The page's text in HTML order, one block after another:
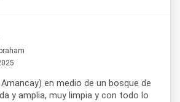
en medio de un bosque de
y amplia, muy limpia y con todo lo